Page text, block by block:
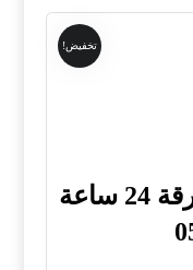
تخفيض!
شركة تنظيف في الشارقة 24 ساعة